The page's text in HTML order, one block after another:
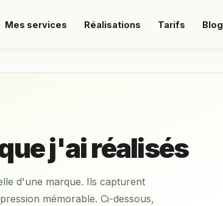
Mes services Réalisations Tarifs Blog
j'ai réalisés
d'une marque. Ils capturent
mémorable. Ci-dessous,